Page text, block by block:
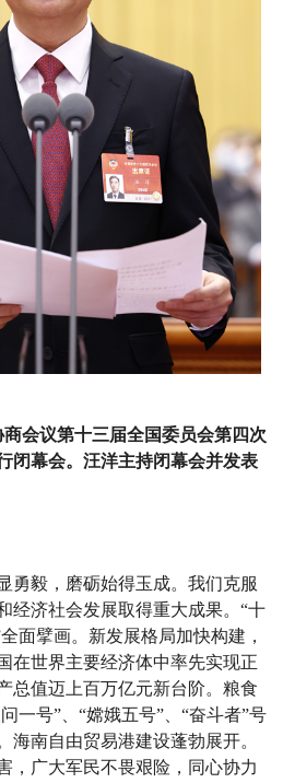
会议第十三届全国委员会第四次
闭幕会。汪洋主持闭幕会并发表
勇毅，磨砺始得玉成。我们克服
经济社会发展取得重大成果。“十
面擘画。新发展格局加快构建，
在世界主要经济体中率先实现正
总值迈上百万亿元新台阶。粮食
一号”、“嫦娥五号”、“奋斗者”号
海南自由贸易港建设蓬勃展开。
，广大军民不畏艰险，同心协力